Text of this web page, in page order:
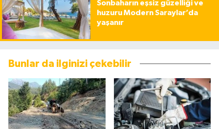
Sonbaharın eşsiz güzelliği ve
huzuru Modern Saraylar’da
yaşanır
Bunlar da ilginizi çekebilir